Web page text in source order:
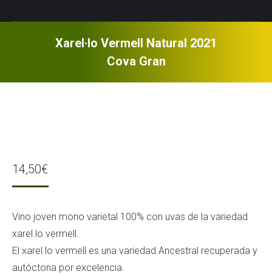
Xarel·lo Vermell Natural 2021
Cova Gran
14,50€
Vino joven mono varietal 100% con uvas de la variedad
xarel.lo vermell.
El xarel.lo vermell es una variedad Ancestral recuperada y
autóctona por excelencia.